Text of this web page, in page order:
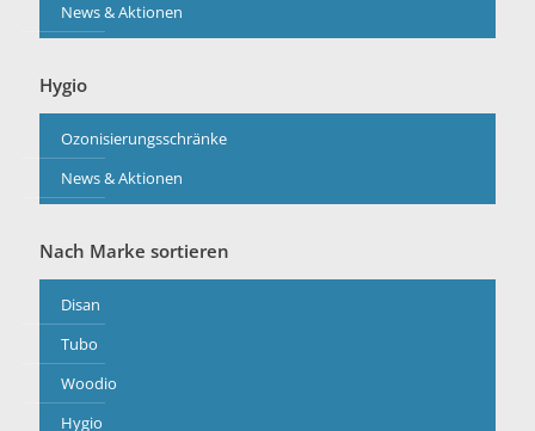
News & Aktionen
Hygio
Ozonisierungsschränke
News & Aktionen
Nach Marke sortieren
Disan
Tubo
Woodio
Hygio